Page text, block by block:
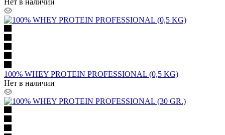
Нет в наличии
100% WHEY PROTEIN PROFESSIONAL (0,5 KG)
Нет в наличии